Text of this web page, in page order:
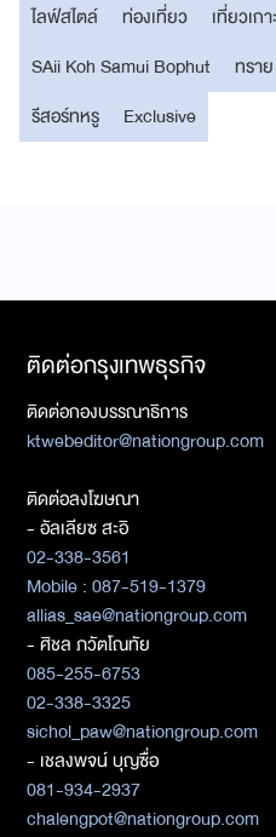
ไลฟ์สไตล์ ท่องเที่ยว
เที่ยวเก
SAii Koh Samui Bophut
ทรา
รีสอร์ทหรู
Exclusive
ติดต่อกรุงเทพธุรกิจ
ติดต่อกองบรรณาธิการ
ktwebeditor@nationgroup.com
ติดต่อลงโฆษณา
- อัลเลียซ สะอิ
02-338-3561
Mobile : 087-519-1379
allias_sae@nationgroup.com
- ศิชล ภวัตโณทัย
085-255-6753
02-338-3325
sichol_paw@nationgroup.com
- เชลงพจน์ บุญซื่อ
081-934-2937
chalengpot@nationgroup.com